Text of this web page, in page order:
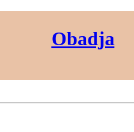
Obadja